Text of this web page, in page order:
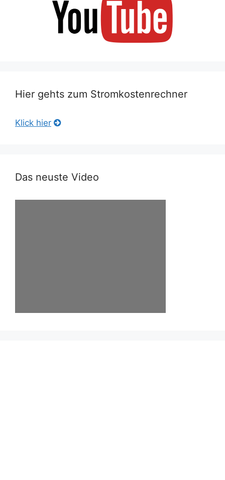
Hier gehts zum Stromkostenrechner
Klick hier
Das neuste Video